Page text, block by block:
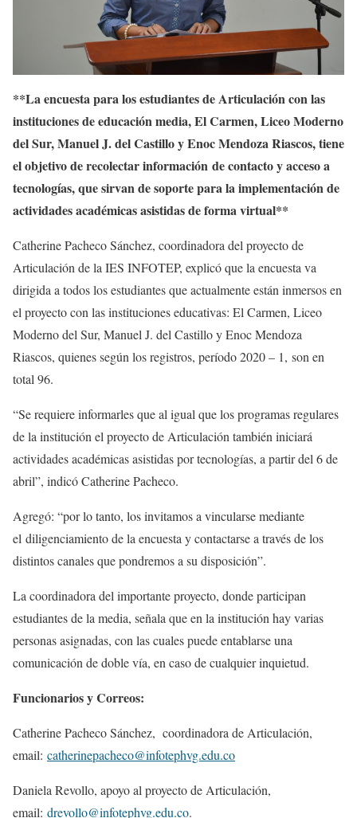
**La encuesta para los estudiantes de Articulación con las
instituciones de educación media, El Carmen, Liceo Moderno
del Sur, Manuel J. del Castillo y Enoc Mendoza Riascos, tiene
el objetivo de recolectar información de contacto y acceso a
tecnologías, que sirvan de soporte para la implementación de
actividades académicas asistidas de forma virtual**
Catherine Pacheco Sánchez, coordinadora del proyecto de
Articulación de la IES INFOTEP, explicó que la encuesta va
dirigida a todos los estudiantes que actualmente están inmersos en
el proyecto con las instituciones educativas: El Carmen, Liceo
Moderno del Sur, Manuel J. del Castillo y Enoc Mendoza
Riascos, quienes según los registros, período 2020 – 1, son en
total 96.
“Se requiere informarles que al igual que los programas regulares
de la institución el proyecto de Articulación también iniciará
actividades académicas asistidas por tecnologías, a partir del 6 de
abril”, indicó Catherine Pacheco.
Agregó: “por lo tanto, los invitamos a vincularse mediante
el diligenciamiento de la encuesta y contactarse a través de los
distintos canales que pondremos a su disposición”.
La coordinadora del importante proyecto, donde participan
estudiantes de la media, señala que en la institución hay varias
personas asignadas, con las cuales puede entablarse una
comunicación de doble vía, en caso de cualquier inquietud.
Funcionarios y Correos:
Catherine Pacheco Sánchez, coordinadora de Articulación,
email: catherinepacheco@infotephvg.edu.co
Daniela Revollo, apoyo al proyecto de Articulación,
email: drevollo@infotephvg.edu.co.